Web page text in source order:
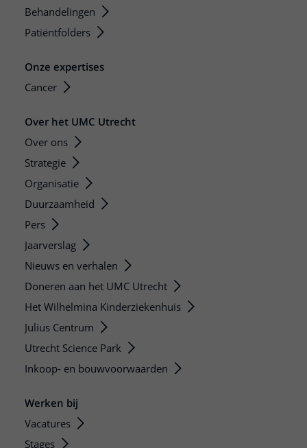
Behandelingen
Patiëntfolders
Onze expertises
Cancer
Over het UMC Utrecht
Over ons
Strategie
Organisatie
Duurzaamheid
Pers
Jaarverslag
Nieuws en verhalen
Doneren aan het UMC Utrecht
Het Wilhelmina Kinderziekenhuis
Julius Centrum
Utrecht Science Park
Inkoop- en bouwvoorwaarden
Werken bij
Vacatures
Stages